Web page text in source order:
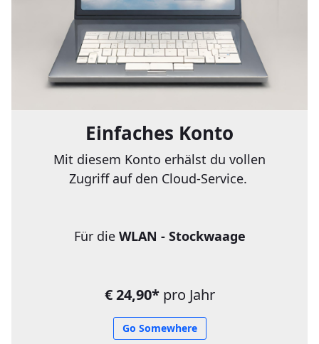
Einfaches Konto
Mit diesem Konto erhälst du vollen
Zugriff auf den Cloud-Service.
Für die WLAN - Stockwaage
€ 24,90*pro Jahr
Go Somewhere